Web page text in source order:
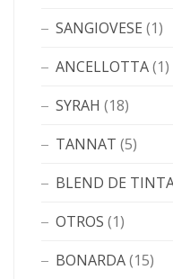
SANGIOVESE (1)
ANCELLOTTA(1)
SYRAH (18)
TANNAT (5)
BLEND DE
OTROS (1)
BONARDA(15)